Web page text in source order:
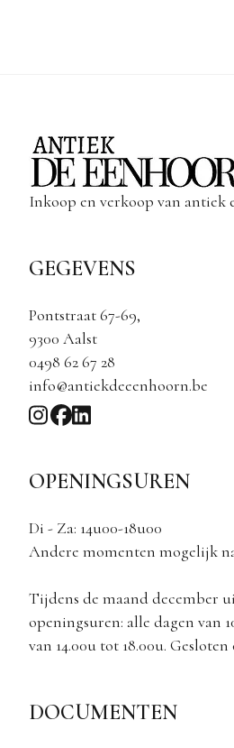
Inkoop en verkoop van antiek
GEGEVENS
Pontstraat 67-69,
9300 Aalst
0498 62 67 28
info@antiekdeeenhoorn.be
OPENINGSUREN
Di - Za: 14u00-18u00
Andere momenten mogelijk
Tijdens de maand december
openingsuren: alle dagen van
van 14.00u tot 18.00u.
DOCUMENTEN